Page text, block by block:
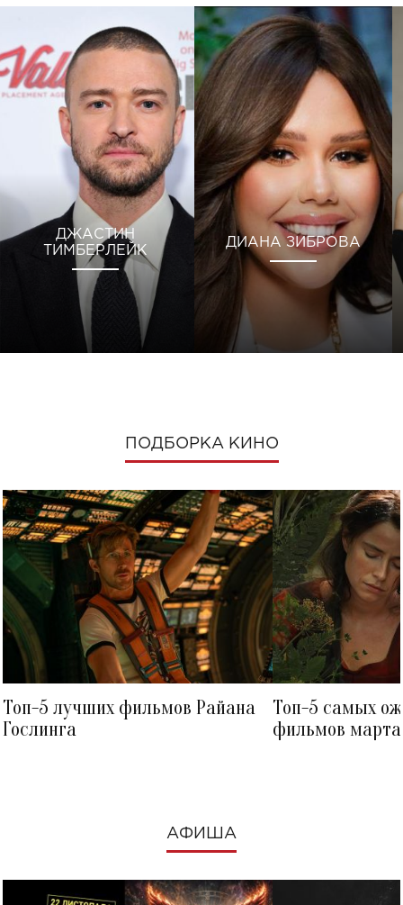
ДЖАСТИН
ТИМБЕРЛЕЙК
ДИАНА ЗИБРОВА
ПОДБОРКА КИНО
Топ-5 лучших фильмов Райана
Гослинга
Топ-5 самых
фильмов
АФИША